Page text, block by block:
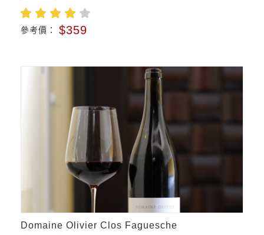
參考價： $359
Domaine Olivier Clos Faguesche